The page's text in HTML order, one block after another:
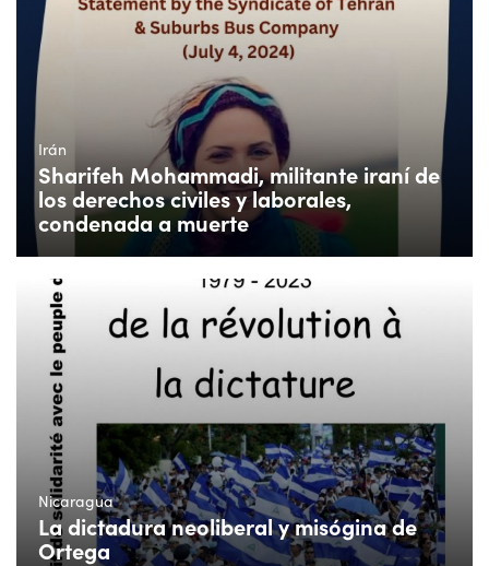
Irán
Sharifeh Mohammadi, militante iraní de
los derechos civiles y laborales,
condenada a muerte
Nicaragua
La dictadura neoliberal y misógina de
Ortega